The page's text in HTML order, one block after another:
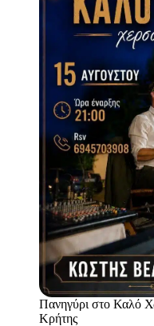
Πανηγύρι στο Καλό
Κρήτης